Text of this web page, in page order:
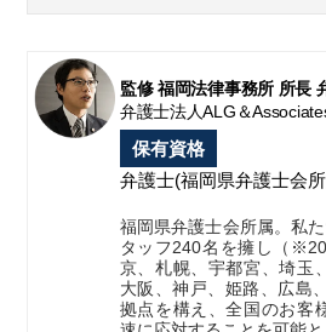
監修 福岡法律事務所 所長
弁護士法人ALG＆
保有資格
弁護士(福岡県弁護士会
福岡県弁護士会所属。私
タッフ240名を擁し（
京、札幌、宇都宮、埼玉
大阪、神戸、姫路、広島
拠点を構え、全国のお客